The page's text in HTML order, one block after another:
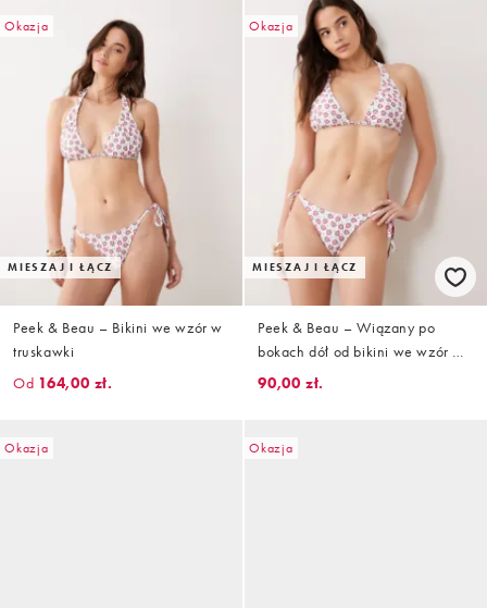
Okazja
MIESZAJ I ŁĄCZ
Peek & Beau – Bikini we wzór w
truskawki
Od 164,00 zł.
Okazja
MIESZAJ I ŁĄCZ
Peek & Beau – Wiązany po
bokach dół od bikini we wzór w
truskawki
90,00 zł.
Okazja Okazja